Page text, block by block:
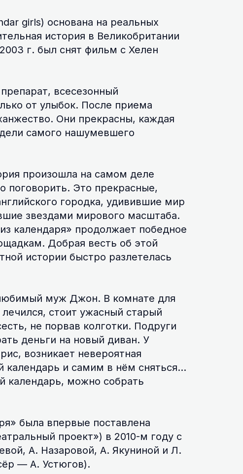
girls) основана на реальных
история в Великобритании
г. был снят фильм с Хелен
всесезонный
от улыбок. После приема
Они прекрасны, каждая
самого нашумевшего
произошла на самом деле
Это прекрасные,
городка, удивившие мир
звездами мирового масштаба.
календаря» продолжает победное
Добрая весть об этой
истории быстро разлетелась
муж Джон. В комнате для
стоит ужасный старый
не порвав колготки. Подруги
деньги на новый диван. У
возникает невероятная
календарь и самим в нём сняться…
календарь, можно собрать
была впервые поставлена
проект») в 2010-м году с
А. Назаровой, А. Якуниной и Л.
— А. Устюгов).